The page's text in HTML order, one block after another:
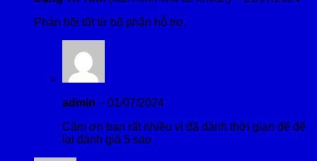
Phản hồi tốt từ bộ phận hỗ trợ.
admin – 01/07/2024
Cảm ơn bạn rất nhiều vì đã dành thời gian để để
lại đánh giá 5 sao